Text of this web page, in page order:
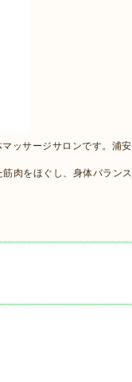
ッサージサロンです。浦安
肉をほぐし、身体バランス